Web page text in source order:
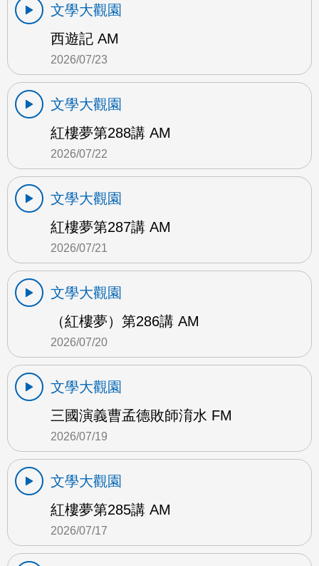
文學大觀園
西遊記 AM
2026/07/23
文學大觀園
紅樓夢第288講 AM
2026/07/22
文學大觀園
紅樓夢第287講 AM
2026/07/21
文學大觀園
（紅樓夢）第286講 AM
2026/07/20
文學大觀園
三國演義曹孟德敗師淯水 FM
2026/07/19
文學大觀園
紅樓夢第285講 AM
2026/07/17